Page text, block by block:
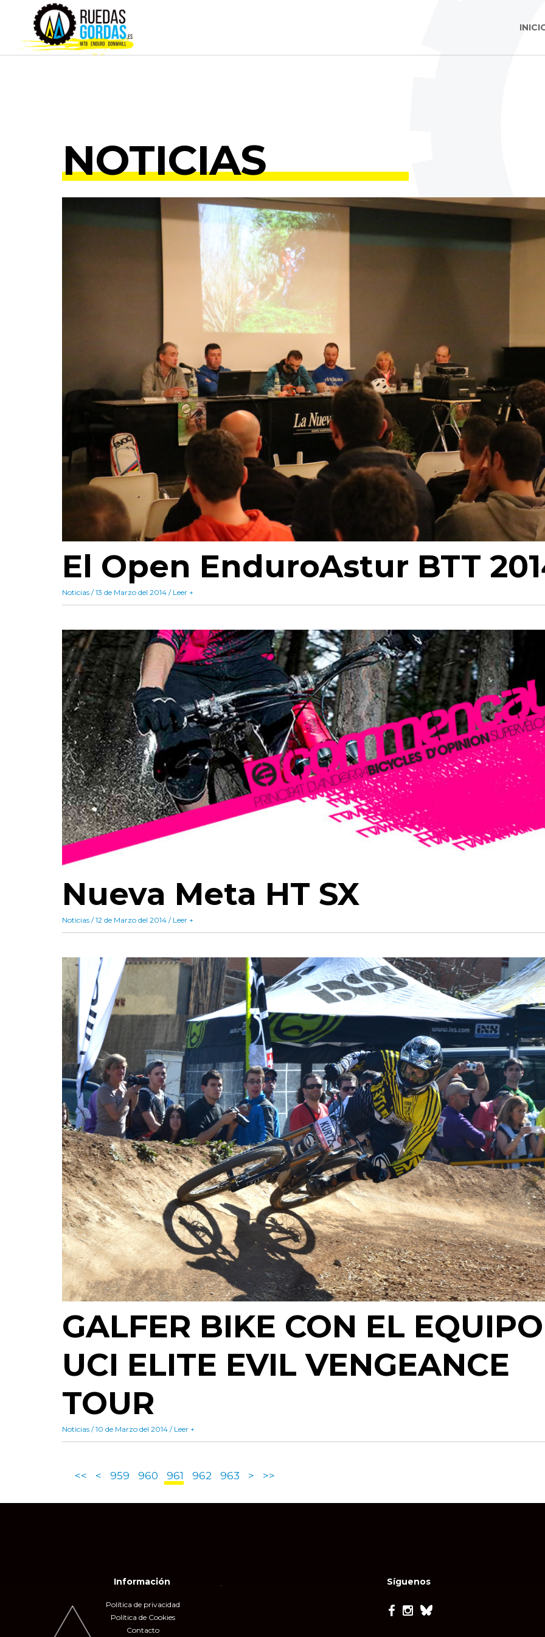
NOTICIAS
El Open EnduroAstur BTT
Noticias / 13 de Marzo del 2014 / Leer +
Nueva Meta HT SX
Noticias / 12 de Marzo del 2014 / Leer +
GALFER BIKE CON EL EQUIPO
UCI ELITE EVIL VENGEANCE
TOUR
Noticias / 10 de Marzo del 2014 / Leer +
<< < 959 960 961 962 963 > >>
Información
Política de privacidad
Política de Cookies
Contacto
Síguenos